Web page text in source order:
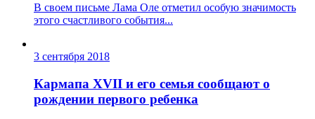
В своем письме Лама Оле отметил особую значимость
этого счастливого события...
3 сентября 2018
Кармапа XVII и его семья сообщают о
рождении первого ребенка